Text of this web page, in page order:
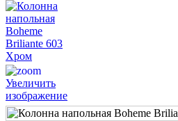
Увеличить
изображение